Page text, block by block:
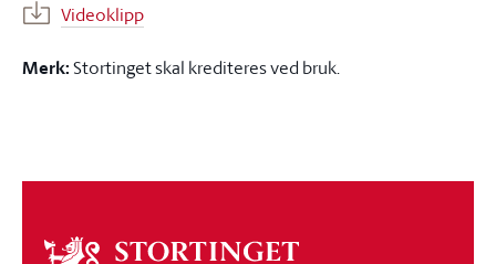
Videoklipp
Merk:Stortinget skal krediteres ved bruk.
Om